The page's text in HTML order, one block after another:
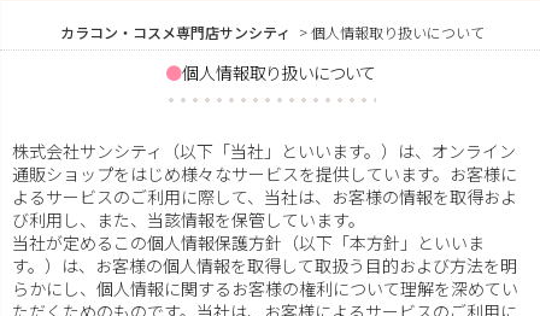
カラコン・コスメ専門店サンシティ 個人情報取り扱いについて
個人情報取り扱いについて
株式会社サンシティ（以下「当社」といいます。）は、オンライン
通販ショップをはじめ様々なサービスを提供しています。お客様に
よるサービスのご利用に際して、当社は、お客様の情報を取得およ
び利用し、また、当該情報を保管しています。
当社が定めるこの個人情報保護方針（以下「本方針」といいま
す。）は、お客様の個人情報を取得して取扱う目的および方法を明
らかにし、個人情報に関するお客様の権利について理解を深めてい
ただくためのものです。当社は、お客様によるサービスのご利用に